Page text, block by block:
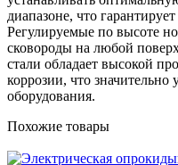
диапазоне, что
Регулируемые по высоте
сковороды на любой
стали обладает высокой
коррозии, что
оборудования.
Похожие товары